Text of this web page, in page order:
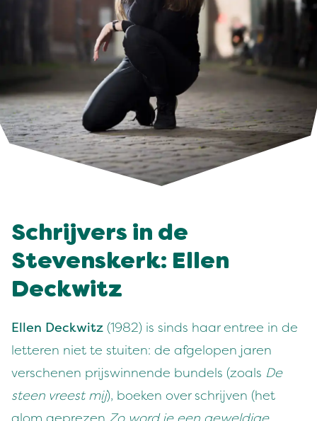
Schrijvers in de
Stevenskerk: Ellen
Deckwitz
Ellen Deckwitz (1982) is sinds haar entree in de
letteren niet te stuiten: de afgelopen jaren
verschenen prijswinnende bundels (zoals De
steen vreest mij), boeken over schrijven (het